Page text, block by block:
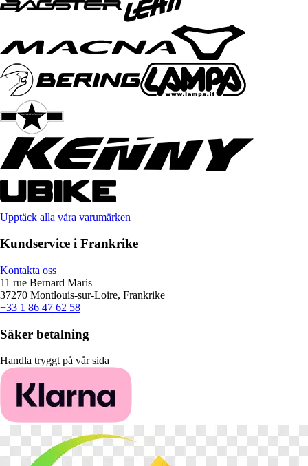
Upptäck alla våra varumärken
Kundservice i Frankrike
Kontakta oss
11 rue Bernard Maris
37270 Montlouis-sur-Loire, Frankrike
+33 1 86 47 62 58
Säker betalning
Handla tryggt på vår sida